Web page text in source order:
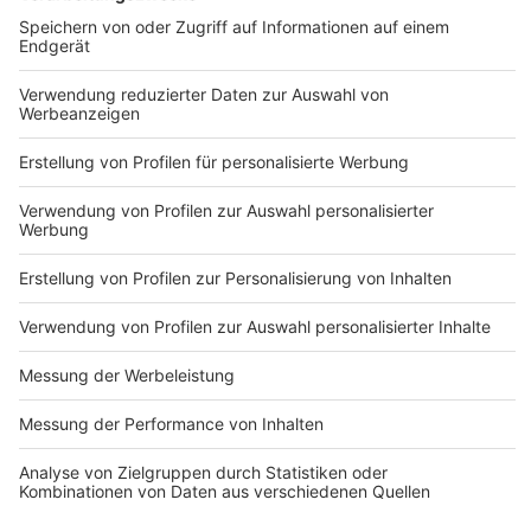
DEINE GEMERKTEN ARTIKEL
Du hast dir noch keine Artikel gemerkt
Markiere sie hierfür mit einem
Impressum
ROCK ANTENNE